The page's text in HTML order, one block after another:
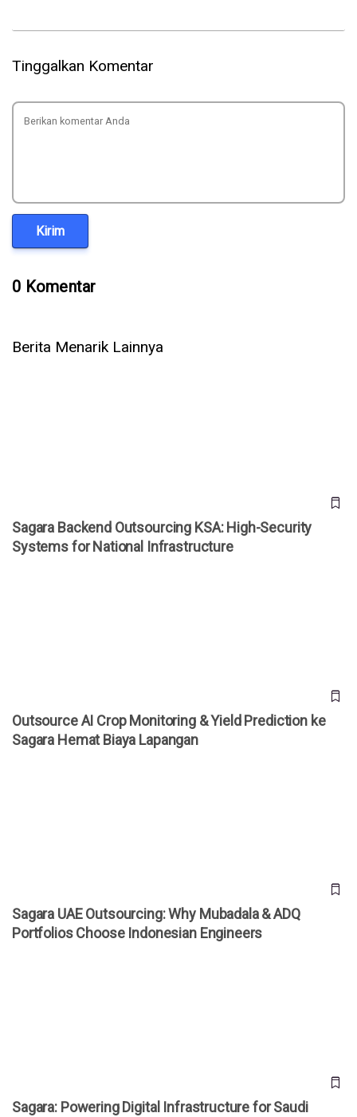
Tinggalkan Komentar
Kirim
0 Komentar
Berita Menarik Lainnya
Sagara Backend Outsourcing KSA: High-Security
Systems for National Infrastructure
Outsource AI Crop Monitoring & Yield Prediction ke
Sagara Hemat Biaya Lapangan
Sagara UAE Outsourcing: Why Mubadala & ADQ
Portfolios Choose Indonesian Engineers
Sagara: Powering Digital Infrastructure for Saudi